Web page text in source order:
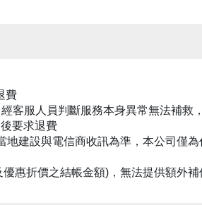
費
客服人員判斷服務本身異常無法補救
要求退費
建設與電信商收訊為準，本公司僅
惠折價之結帳金額)，無法提供額外